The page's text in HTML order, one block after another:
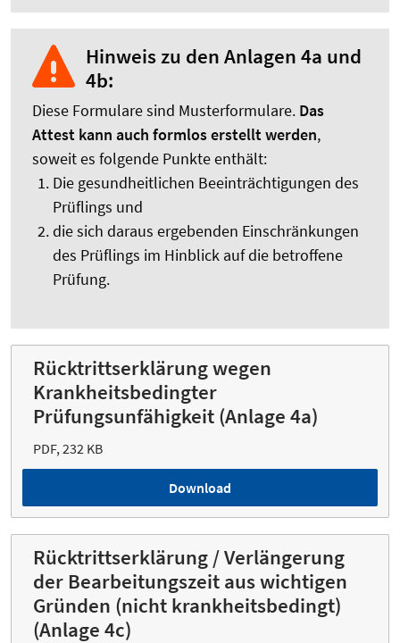
Hinweis zu den Anlagen 4a und
4b:
Diese Formulare sind Musterformulare. Das
Attest kann auch formlos erstellt werden,
soweit es folgende Punkte enthält:
Die gesundheitlichen Beeinträchtigungen des
Prüflings und
die sich daraus ergebenden Einschränkungen
des Prüflings im Hinblick auf die betroffene
Prüfung.
Rücktrittserklärung wegen
Krankheitsbedingter
Prüfungsunfähigkeit (Anlage 4a)
PDF, 232 KB
Download
Rücktrittserklärung / Verlängerung
der Bearbeitungszeit aus wichtigen
Gründen (nicht krankheitsbedingt)
(Anlage 4c)